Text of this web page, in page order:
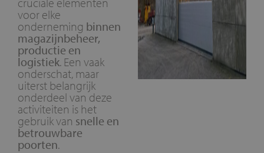
voor elke
onderneming binnen
magazijnbeheer,
productie en
logistiek. Een vaak
onderschat, maar
uiterst belangrijk
onderdeel van deze
activiteiten is het
gebruik van snelle en
betrouwbare
poorten.